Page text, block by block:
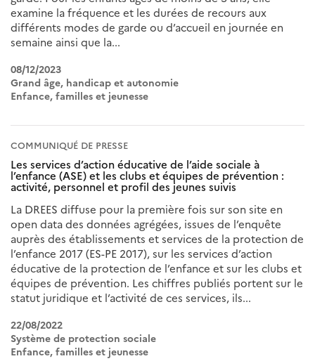
examine la fréquence et les durées de recours aux
différents modes de garde ou d’accueil en journée en
semaine ainsi que la...
08/12/2023
Grand âge, handicap et autonomie
Enfance, familles et jeunesse
COMMUNIQUÉ DE PRESSE
Les services d’action éducative de l’aide sociale à
l’enfance (ASE) et les clubs et équipes de prévention :
activité, personnel et profil des jeunes suivis
La DREES diffuse pour la première fois sur son site en
open data des données agrégées, issues de l’enquête
auprès des établissements et services de la protection de
l’enfance 2017 (ES-PE 2017), sur les services d’action
éducative de la protection de l’enfance et sur les clubs et
équipes de prévention. Les chiffres publiés portent sur le
statut juridique et l’activité de ces services, ils...
22/08/2022
Système de protection sociale
Enfance, familles et jeunesse